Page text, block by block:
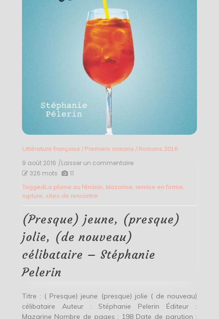
Littérature française/ Premiers romans / Romans 2016
9 août 2016 /Laisser un commentaireon
(presque)
nouveau)
célibataire
Pelerin
326 mots 11
TaggedLa plume au féminin, Mazarine, remise en forme,
rupture, sites de rencontre
(Presque) jeune, (presque)
jolie, (de nouveau)
célibataire – Stéphanie
Pelerin
Titre : ( Presque) jeune (presque) jolie ( de nouveau)
célibataire Auteur : Stéphanie Pelerin Éditeur :
Mazarine Nombre de pages : 198 Date de parution :